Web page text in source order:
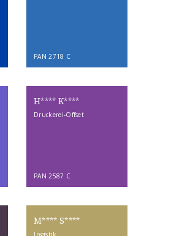
PAN 2718 C
H**** K****
Druckerei-Offset
PAN 2587 C
M**** S****
Logistik